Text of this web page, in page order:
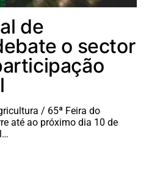
de
o sector
/ 65ª Feira do
até ao próximo dia 10 de